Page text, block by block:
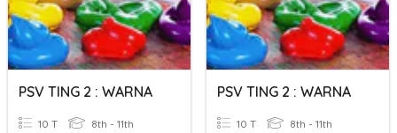
PSV TING 2 : WARNA
10 T 8th - 11th
PSV TING 2 : WARNA
10 T 8th - 11th